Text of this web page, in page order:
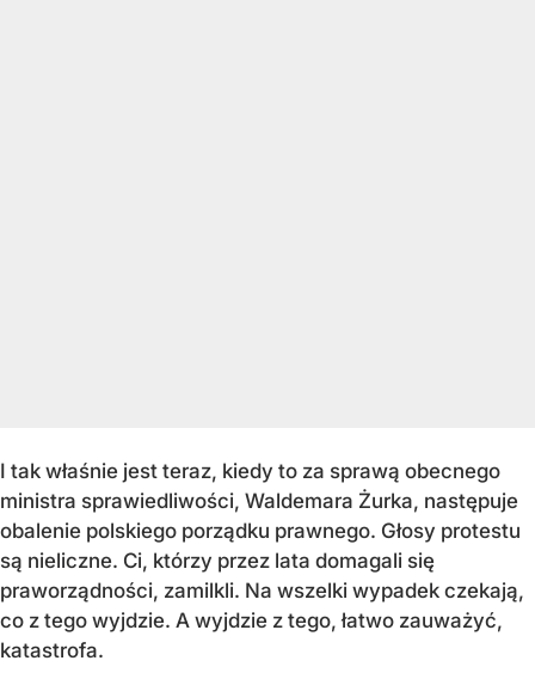
I tak właśnie jest teraz, kiedy to za sprawą obecnego
ministra sprawiedliwości, Waldemara Żurka, następuje
obalenie polskiego porządku prawnego. Głosy protestu
są nieliczne. Ci, którzy przez lata domagali się
praworządności, zamilkli. Na wszelki wypadek czekają,
co z tego wyjdzie. A wyjdzie z tego, łatwo zauważyć,
katastrofa.